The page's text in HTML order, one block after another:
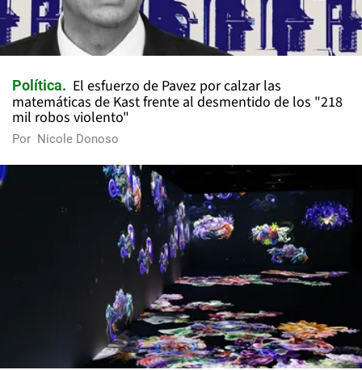
Política
El esfuerzo de Pavez por calzar las
matemáticas de Kast frente al desmentido de los "218
mil robos violento"
Por Nicole Donoso